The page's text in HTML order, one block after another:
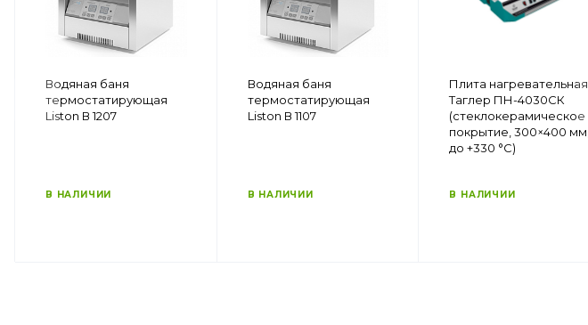
Водяная баня
термостатирующая
Liston В 1207
В НАЛИЧИИ
Водяная баня
термостатирующая
Liston В 1107
В НАЛИЧИИ
Плита нагревательная
Таглер ПН-4030СК
(стеклокерамическое
покрытие, 300×400 мм,
до +330 °C)
В НАЛИЧИИ